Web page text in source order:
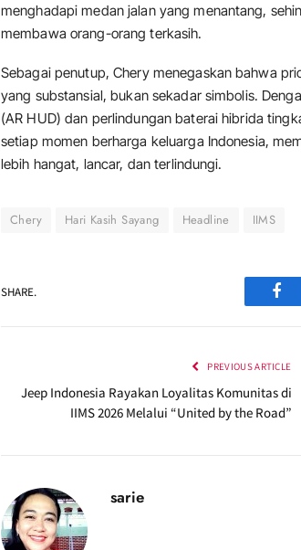
menghadapi medan jalan yang menantang,
membawa orang-orang terkasih.
Sebagai penutup, Chery menegaskan bahwa
yang substansial, bukan sekadar simbolis.
(AR HUD) dan perlindungan baterai hibrida
setiap momen berharga keluarga Indonesia,
lebih hangat, lancar, dan terlindungi.
Chery Hari Kasih Sayang Headline IIMS
SHARE.
PREVIOUS ARTICLE
Jeep Indonesia Rayakan Loyalitas Komunitas di
IIMS 2026 Melalui “United by the Road”
sarie